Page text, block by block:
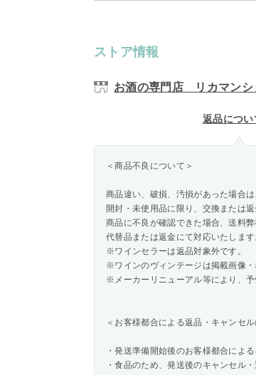
ストア情報
お酒の専門店 リカマンシ
返品につい
＜商品不良について＞
商品違い、破損、汚損があった場合
開封・未使用品に限り、交換または返
商品に不良が確認できた場合、送料
代替品または返金にて対応いたします
※ワインセラーは返品対象外です。
※ワインのヴィンテージは掲載画像・
※メーカーリニューアル等により、予
＜お客様都合による返品・キャンセ
・発送準備開始後のお客様都合によ
・食品のため、発送後のキャンセル